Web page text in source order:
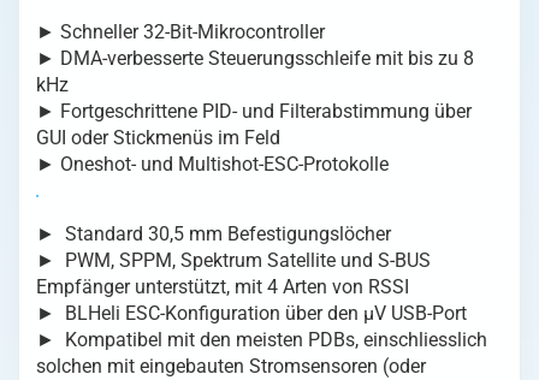
► Schneller 32-Bit-Mikrocontroller
► DMA-verbesserte Steuerungsschleife mit bis zu 8
kHz
► Fortgeschrittene PID- und Filterabstimmung über
GUI oder Stickmenüs im Feld
► Oneshot- und Multishot-ESC-Protokolle
► Standard 30,5 mm Befestigungslöcher
► PWM, SPPM, Spektrum Satellite und S-BUS
Empfänger unterstützt, mit 4 Arten von RSSI
► BLHeli ESC-Konfiguration über den µV USB-Port
► Kompatibel mit den meisten PDBs, einschliesslich
solchen mit eingebauten Stromsensoren (oder